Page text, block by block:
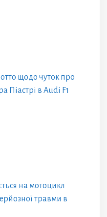
щодо чуток про
Піастрі в Audi F1
на мотоцикл
травми в